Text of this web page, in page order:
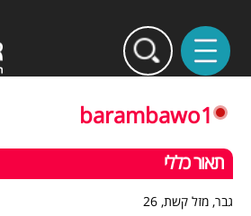
barambawo1
תאור כללי
גבר, מזל קשת, 26